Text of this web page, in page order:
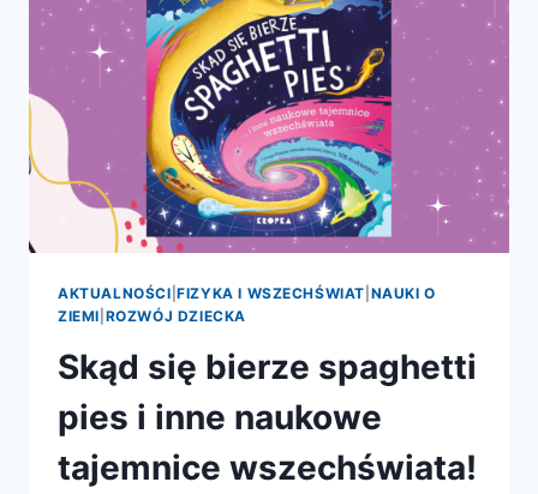
NOMINOWANE
KSIĄŻKI!
AKTUALNOŚCI |FIZYKA I WSZECHŚWIAT NAUKI O
ZIEMI ROZWÓJ DZIECKA
Skąd się bierze spaghetti
pies i inne naukowe
tajemnice wszechświata!